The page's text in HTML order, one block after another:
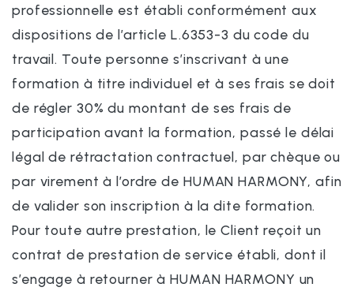
professionnelle est établi conformément aux
dispositions de l’article L.6353-3 du code du
travail. Toute personne s’inscrivant à une
formation à titre individuel et à ses frais se doit
de régler 30% du montant de ses frais de
participation avant la formation, passé le délai
légal de rétractation contractuel, par chèque ou
par virement à l’ordre de HUMAN HARMONY, afin
de valider son inscription à la dite formation.
Pour toute autre prestation, le Client reçoit un
contrat de prestation de service établi, dont il
s’engage à retourner à HUMAN HARMONY un